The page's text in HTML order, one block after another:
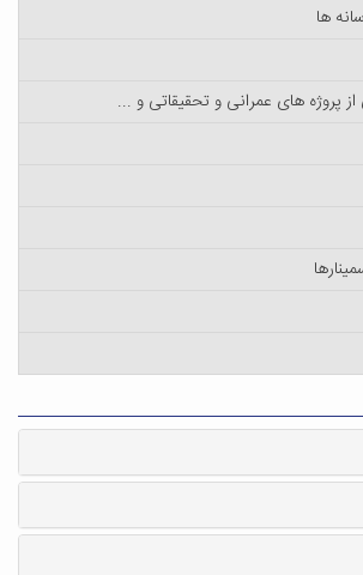
ها
از پروژه های عمرانی و تحقیقاتی و ...